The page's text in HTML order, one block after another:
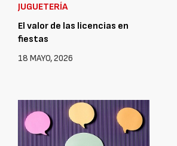
JUGUETERÍA
El valor de las licencias en
fiestas
18 MAYO, 2026